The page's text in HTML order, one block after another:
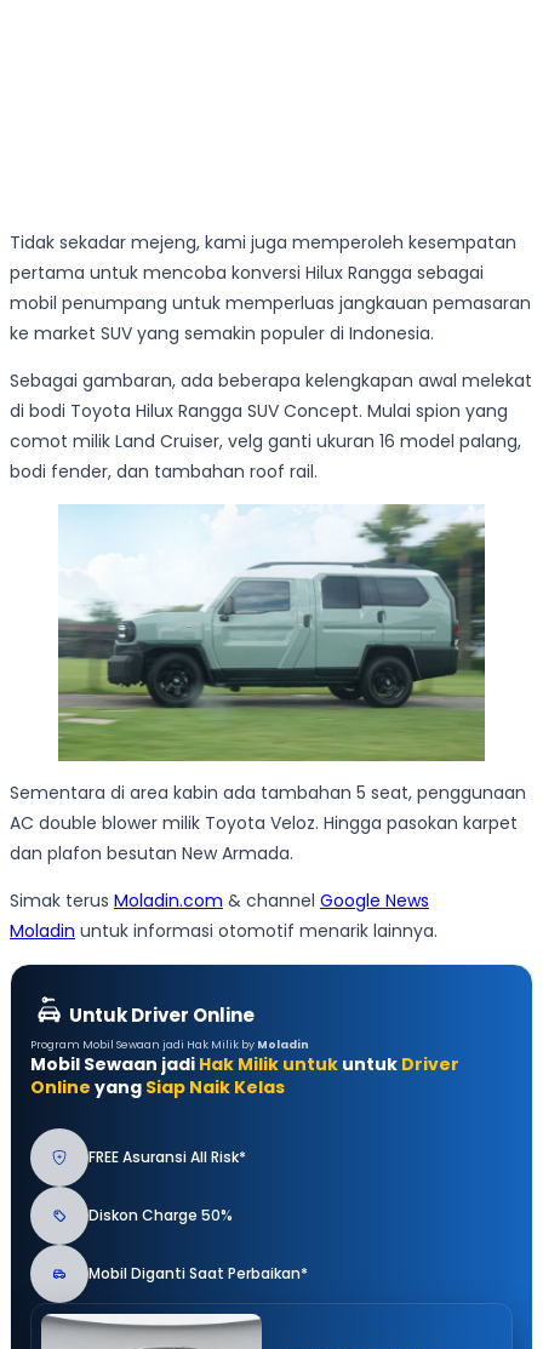
Tidak sekadar mejeng, kami juga memperoleh kesempatan
pertama untuk mencoba konversi Hilux Rangga sebagai
mobil penumpang untuk memperluas jangkauan pemasaran
ke market SUV yang semakin populer di Indonesia.
Sebagai gambaran, ada beberapa kelengkapan awal melekat
di bodi Toyota Hilux Rangga SUV Concept. Mulai spion yang
comot milik Land Cruiser, velg ganti ukuran 16 model palang,
bodi fender, dan tambahan roof rail.
Sementara di area kabin ada tambahan 5 seat, penggunaan
AC double blower milik Toyota Veloz. Hingga pasokan karpet
dan plafon besutan New Armada.
Simak terus Moladin.com & channel Google News
Moladin untuk informasi otomotif menarik lainnya.
Untuk Driver Online
Program Mobil Sewaan jadi Hak Milik by Moladin
Mobil Sewaan jadi Hak Milik untuk untuk Driver
Online yang Siap Naik Kelas
FREE Asuransi All Risk*
Diskon Charge 50%
Mobil Diganti Saat Perbaikan*